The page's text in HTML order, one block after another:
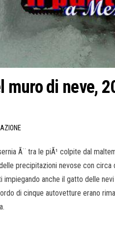
muro di neve,
Ã¨ tra le piÃ¹ colpite dal
precipitazioni nevose con circa
impiegando anche il gatto delle
di cinque autovetture erano